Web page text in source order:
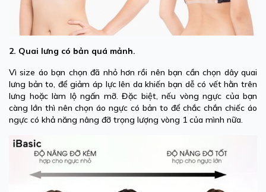
2. Quai lưng có bản quá mảnh.
Vì size áo bạn chọn đã nhỏ hơn rồi nên bạn cần chọn dây quai
lưng bản to, để giảm áp lực lên da khiến bạn dễ có vết hằn trên
lưng hoặc làm lộ ngấn mỡ. Đặc biệt, nếu vòng ngực của bạn
càng lớn thì nên chọn áo ngực có bản to để chắc chắn chiếc áo
ngực có khả năng nâng đỡ trọng lượng vòng 1 của mình nữa.